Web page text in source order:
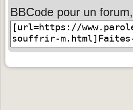
BBCode pour un